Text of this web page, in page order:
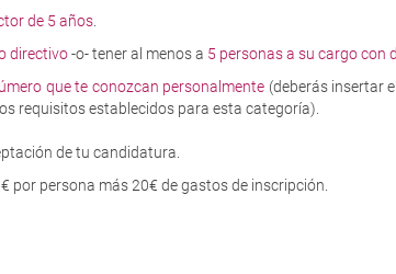
de 5 años
directivo-o- tener al menos a 5 personas a su cargo con
que te conozcan personalmente (deberás insertar
requisitos establecidos para esta categoría).
de tu candidatura.
por persona más 20€ de gastos de inscripción.